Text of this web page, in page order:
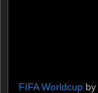
FIFA Worldcup by